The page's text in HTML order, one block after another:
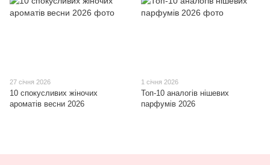
27 січня 2026
10 спокусливих жіночих
ароматів весни 2026
1 січня 2026
Топ-10 аналогів нішевих
парфумів 2026